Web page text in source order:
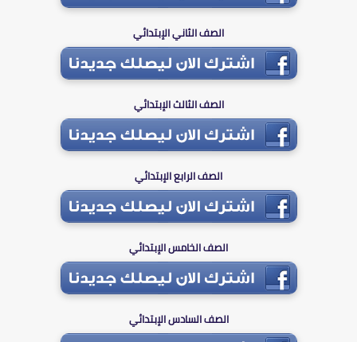
الصف الثاني الإبتدائي
الصف الثالث الإبتدائي
الصف الرابع الإبتدائي
الصف الخامس الإبتدائي
الصف السادس الإبتدائي